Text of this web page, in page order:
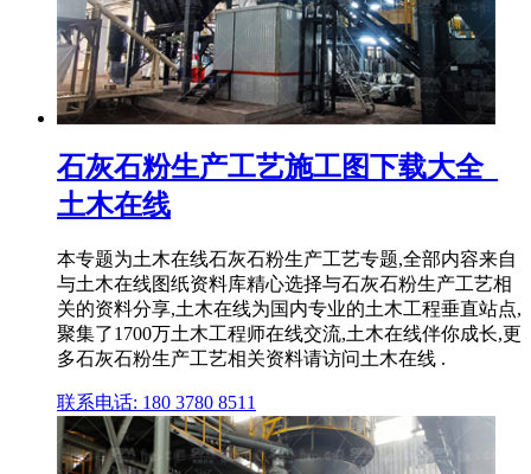
石灰石粉生产工艺施工图下载大全_
土木在线
本专题为土木在线石灰石粉生产工艺专题,全部内容来自
与土木在线图纸资料库精心选择与石灰石粉生产工艺相
关的资料分享,土木在线为国内专业的土木工程垂直站点,
聚集了1700万土木工程师在线交流,土木在线伴你成长,更
多石灰石粉生产工艺相关资料请访问土木在线 .
联系电话: 180 3780 8511